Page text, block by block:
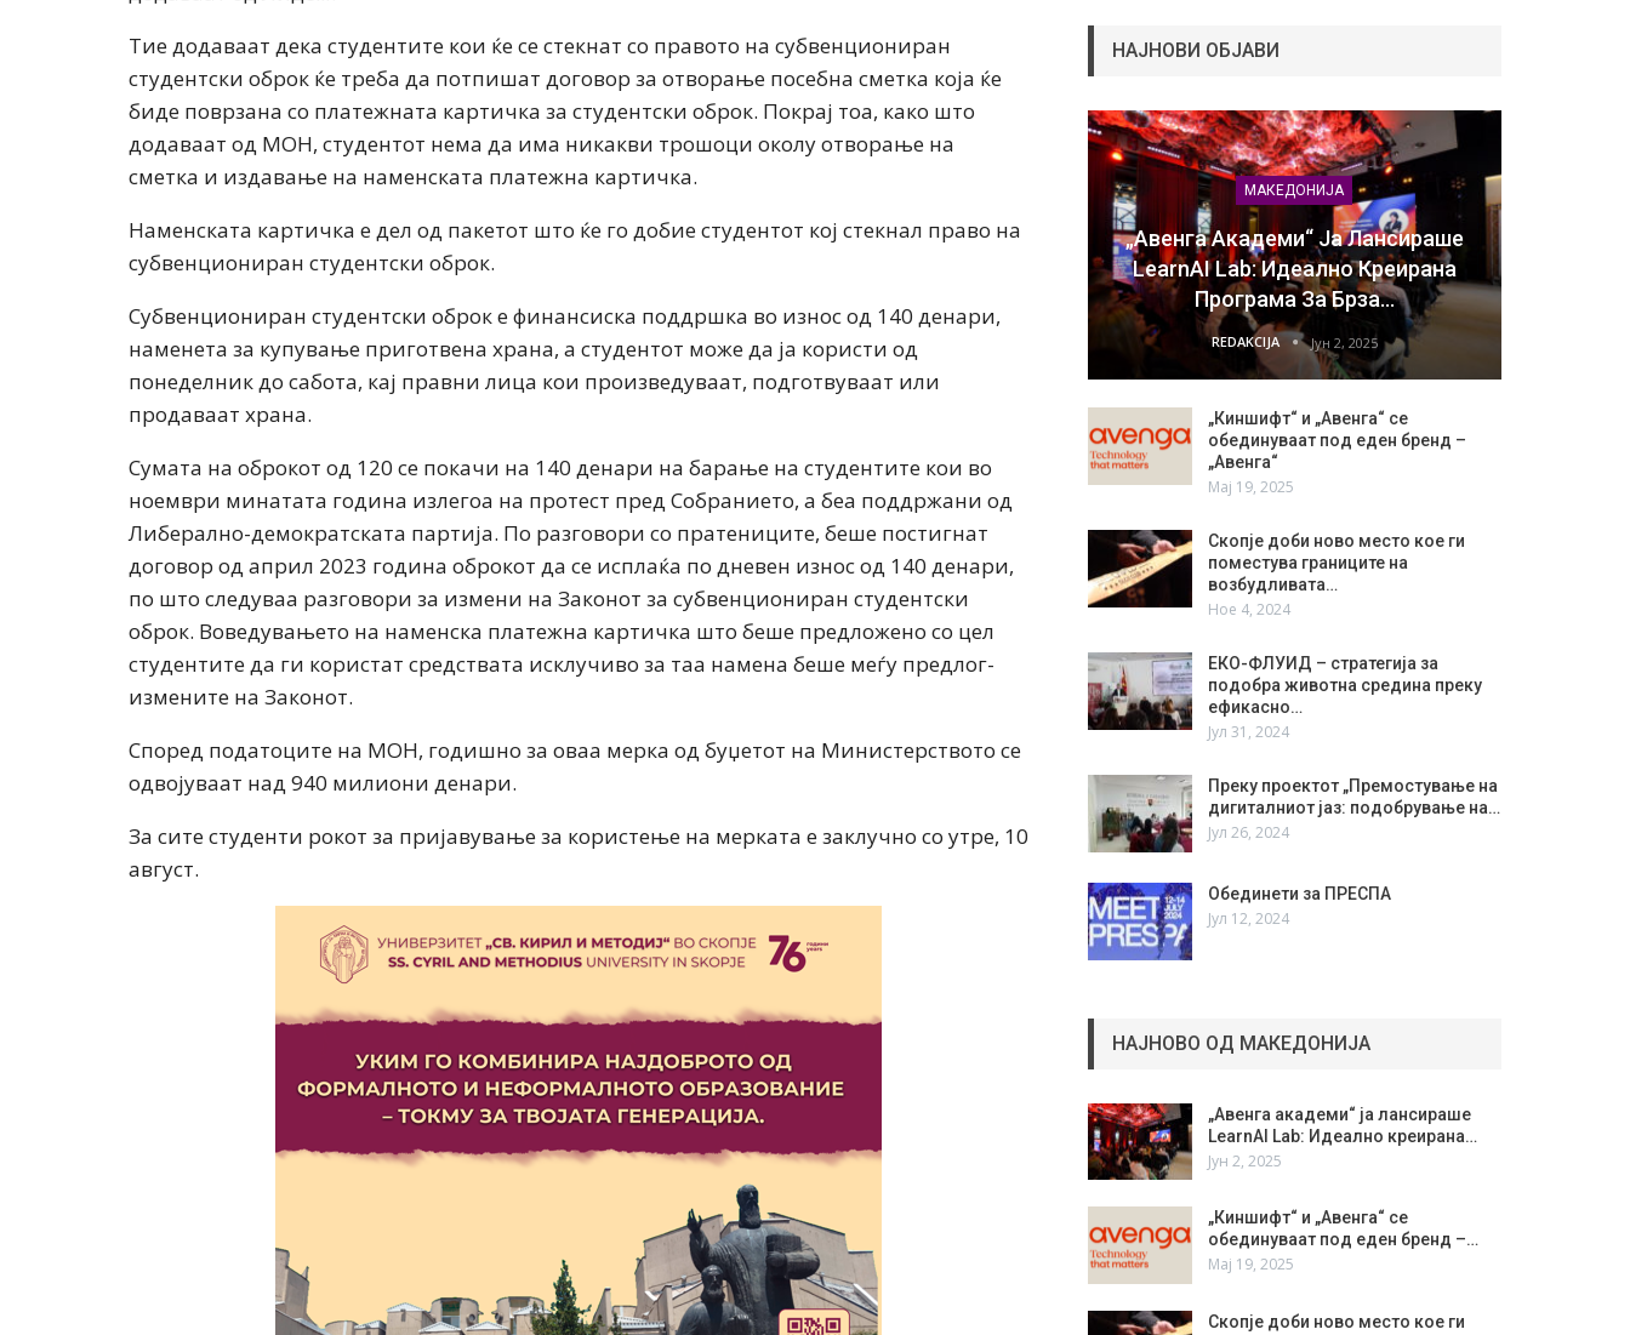
Тие додаваат дека студентите кои ќе се стекнат со правото на субвенциониран
студентски оброк ќе треба да потпишат договор за отворање посебна сметка која ќе
биде поврзана со платежната картичка за студентски оброк. Покрај тоа, како што
додаваат од МОН, студентот нема да има никакви трошоци околу отворање на
сметка и издавање на наменската платежна картичка.
Наменската картичка е дел од пакетот што ќе го добие студентот кој стекнал право на
субвенциониран студентски оброк.
Субвенциониран студентски оброк е финансиска поддршка во износ од 140 денари,
наменета за купување приготвена храна, а студентот може да ја користи од
понеделник до сабота, кај правни лица кои произведуваат, подготвуваат или
продаваат храна.
Сумата на оброкот од 120 се покачи на 140 денари на барање на студентите кои во
ноември минатата година излегоа на протест пред Собранието, а беа поддржани од
Либерално-демократската партија. По разговори со пратениците, беше постигнат
договор од април 2023 година оброкот да се исплаќа по дневен износ од 140 денари,
по што следуваа разговори за измени на Законот за субвенциониран студентски
оброк. Воведувањето на наменска платежна картичка што беше предложено со цел
студентите да ги користат средствата исклучиво за таа намена беше меѓу предлог-
измените на Законот.
Според податоците на МОН, годишно за оваа мерка од буџетот на Министерството се
одвојуваат над 940 милиони денари.
За сите студенти рокот за пријавување за користење на мерката е заклучно со утре, 10
август.
НАЈНОВИ ОБЈАВИ
МАКЕДОНИЈА
„Авенга Академи“ Ја Лансираше
LearnAI Lab: Идеално Креирана
Програма За Брза…
REDAKCIJA Јун 2, 2025
„Киншифт“ и „Авенга“ се
обединуваат под еден бренд –
„Авенга“
Мај 19, 2025
Скопје доби ново место кое ги
поместува границите на
возбудливата…
Ное 4, 2024
ЕКО-ФЛУИД – стратегија за
подобра животна средина преку
ефикасно…
Јул 31, 2024
Преку проектот „Премостување на
дигиталниот јаз: подобрување на…
Јул 26, 2024
Обединети за ПРЕСПА
Јул 12, 2024
НАЈНОВО ОД МАКЕДОНИЈА
„Авенга академи“ ја лансираше
LearnAI Lab: Идеално креирана…
Јун 2, 2025
„Киншифт“ и „Авенга“ се
обединуваат под еден бренд –…
Мај 19, 2025
Скопје доби ново место кое ги